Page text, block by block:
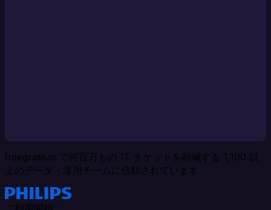
Integrate.io で何百万もの IT チケットを削減する 1,100 以
上のデータ・運用チームに信頼されています